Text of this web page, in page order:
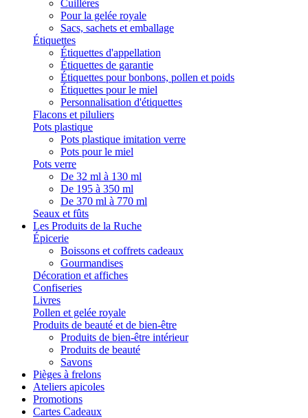
Cuillères
Pour la gelée royale
Sacs, sachets et emballage
Étiquettes
Étiquettes d'appellation
Étiquettes de garantie
Étiquettes pour bonbons, pollen et poids
Étiquettes pour le miel
Personnalisation d'étiquettes
Flacons et piluliers
Pots plastique
Pots plastique imitation verre
Pots pour le miel
Pots verre
De 32 ml à 130 ml
De 195 à 350 ml
De 370 ml à 770 ml
Seaux et fûts
Les Produits de la Ruche
Épicerie
Boissons et coffrets cadeaux
Gourmandises
Décoration et affiches
Confiseries
Livres
Pollen et gelée royale
Produits de beauté et de bien-être
Produits de bien-être intérieur
Produits de beauté
Savons
Pièges à frelons
Ateliers apicoles
Promotions
Cartes Cadeaux